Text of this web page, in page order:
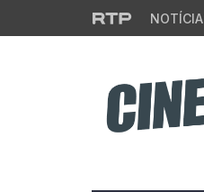
Saltar para o conteúdo